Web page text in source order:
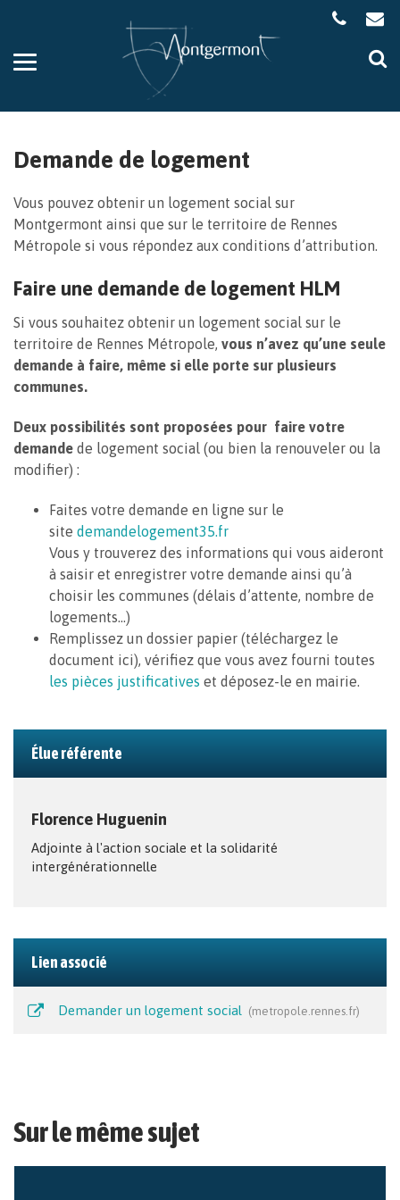
Aller
la
Demande de logement
Vous pouvez obtenir un logement social sur
Montgermont ainsi que sur le territoire de Rennes
Métropole si vous répondez aux conditions d’attribution.
Faire une demande de logement HLM
Si vous souhaitez obtenir un logement social sur le
territoire de Rennes Métropole, vous n’avez qu’une seule
demande à faire, même si elle porte sur plusieurs
communes.
Deux possibilités sont proposées pour faire votre
demande de logement social (ou bien la renouveler ou la
modifier) :
Faites votre demande en ligne sur le
site demandelogement35.fr
Vous y trouverez des informations qui vous aideront
à saisir et enregistrer votre demande ainsi qu’à
choisir les communes (délais d’attente, nombre de
logements…)
Remplissez un dossier papier (téléchargez le
document ici), vérifiez que vous avez fourni toutes
les pièces justificatives et déposez-le en mairie.
Élue référente
Florence Huguenin
Adjointe à l'action sociale et la solidarité
intergénérationnelle
Lien associé
Demander un logement social metropole.rennes.fr
Sur le même sujet